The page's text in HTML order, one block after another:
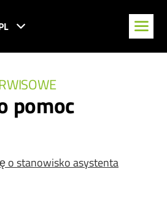
pomoc
o stanowisko asystenta